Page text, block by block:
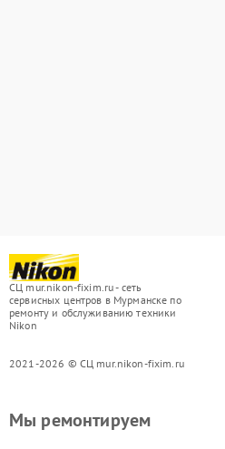
СЦ mur.nikon-fixim.ru - сеть
сервисных центров в Мурманске по
ремонту и обслуживанию техники
Nikon
2021-2026 © СЦ mur.nikon-fixim.ru
Мы ремонтируем